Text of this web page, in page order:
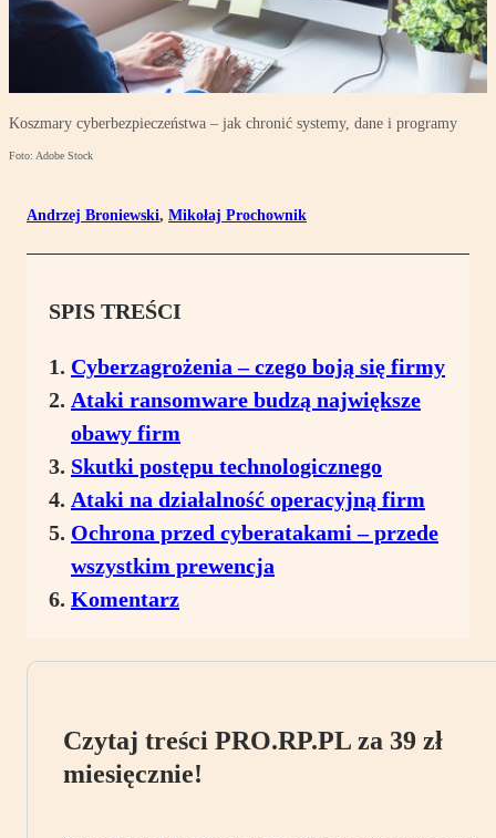
Koszmary cyberbezpieczeństwa – jak chronić systemy, dane i programy
Foto: Adobe Stock
Andrzej Broniewski, Mikołaj Prochownik
SPIS TREŚCI
Cyberzagrożenia – czego boją się firmy
Ataki ransomware budzą największe
obawy firm
Skutki postępu technologicznego
Ataki na działalność operacyjną firm
Ochrona przed cyberatakami – przede
wszystkim prewencja
Komentarz
Czytaj treści PRO.RP.PL za 39 zł
miesięcznie!